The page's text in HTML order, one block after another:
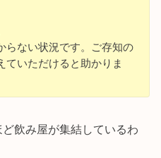
らない状況です。ご存知の
ていただけると助かりま
飲み屋が集結しているわ